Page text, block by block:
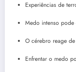
Experiências de
Medo intenso pode
O cérebro reage
Enfrentar o medo